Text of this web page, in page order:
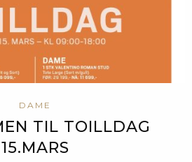
DAME
TIL TOILLDAG
15.MARS